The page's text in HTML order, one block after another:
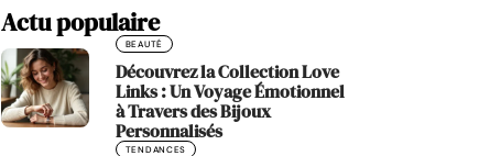
Actu populaire
BEAUTÉ
Découvrez la Collection Love
Links : Un Voyage Émotionnel
à Travers des Bijoux
Personnalisés
TENDANCES